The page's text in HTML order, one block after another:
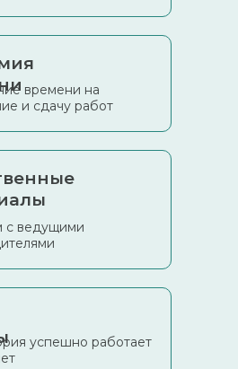
времени на
и сдачу работ
с ведущими
успешно работает